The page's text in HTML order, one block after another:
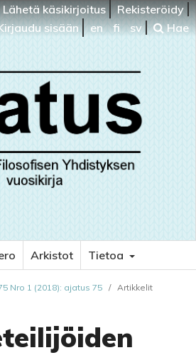
Lähetä käsikirjoitus
Rekisteröidy
sisään
en fi sv Hae
Arkistot Tietoa
Nro 1 (2018): ajatus 75 / Artikkelit